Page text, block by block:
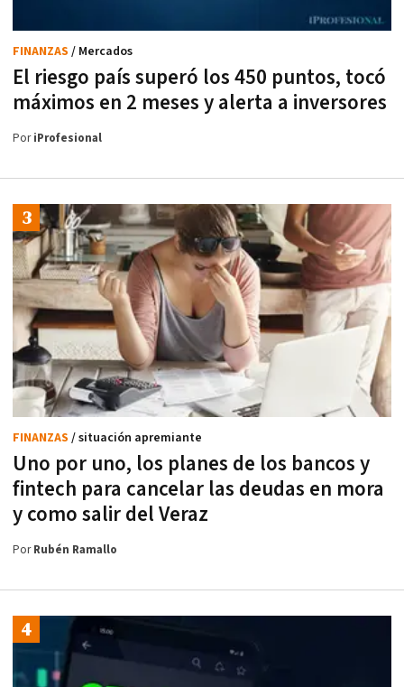
El riesgo país superó los 450 puntos, tocó
máximos en 2 meses y alerta a inversores
FINANZAS / Mercados
PoriProfesional
Uno por uno, los planes de los bancos y
fintech para cancelar las deudas en mora
y como salir del Veraz
FINANZAS / situación apremiante
PorRubén Ramallo